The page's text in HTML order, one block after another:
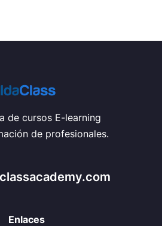
de cursos E-learning
de profesionales.
Enlaces